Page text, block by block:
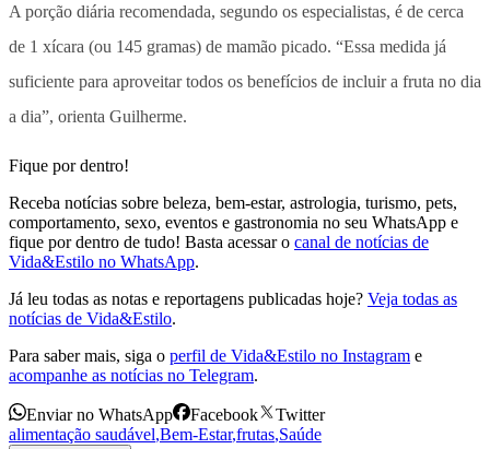
A porção diária recomendada, segundo os especialistas, é de cerca
de 1 xícara (ou 145 gramas) de mamão picado. “Essa medida já
suficiente para aproveitar todos os benefícios de incluir a fruta no dia
a dia”, orienta Guilherme.
Fique por dentro!
Receba notícias sobre beleza, bem-estar, astrologia, turismo, pets,
comportamento, sexo, eventos e gastronomia no seu WhatsApp e
fique por dentro de tudo! Basta acessar o canal de notícias de
Vida&Estilo no WhatsApp.
Já leu todas as notas e reportagens publicadas hoje? Veja todas as
notícias de Vida&Estilo.
Para saber mais, siga o perfil de Vida&Estilo no Instagram e
acompanhe as notícias no Telegram.
Enviar no WhatsApp Facebook
Twitter
alimentação saudável,Bem-Estar,frutas,Saúde